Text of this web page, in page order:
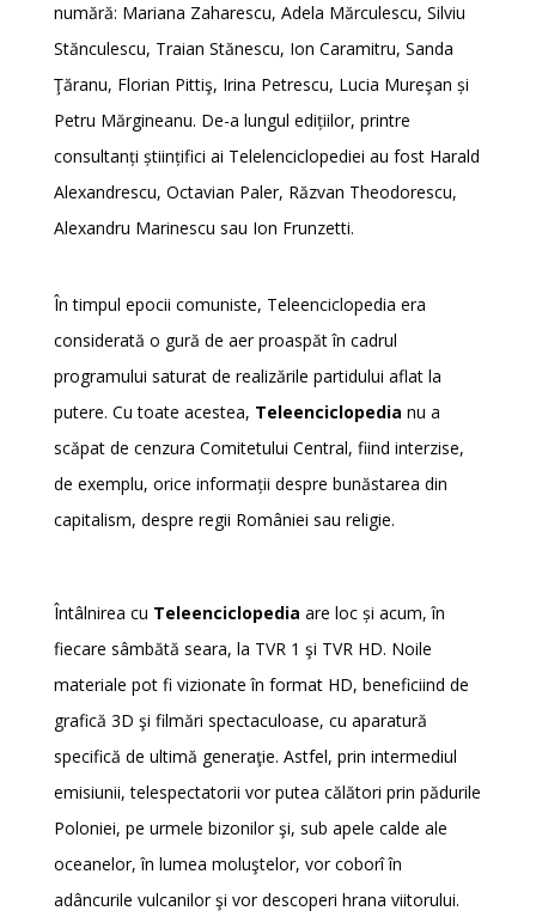
numără: Mariana Zaharescu, Adela Mărculescu, Silviu
Stănculescu, Traian Stănescu, Ion Caramitru, Sanda
Ţăranu, Florian Pittiş, Irina Petrescu, Lucia Mureşan și
Petru Mărgineanu. De-a lungul edițiilor, printre
consultanți științifici ai Telelenciclopediei au fost Harald
Alexandrescu, Octavian Paler, Răzvan Theodorescu,
Alexandru Marinescu sau Ion Frunzetti.
În timpul epocii comuniste, Teleenciclopedia era
considerată o gură de aer proaspăt în cadrul
programului saturat de realizările partidului aflat la
putere. Cu toate acestea, Teleenciclopedia nu a
scăpat de cenzura Comitetului Central, fiind interzise,
de exemplu, orice informații despre bunăstarea din
capitalism, despre regii României sau religie.
Întâlnirea cu Teleenciclopedia are loc și acum, în
fiecare sâmbătă seara, la TVR 1 şi TVR HD. Noile
materiale pot fi vizionate în format HD, beneficiind de
grafică 3D şi filmări spectaculoase, cu aparatură
specifică de ultimă generaţie. Astfel, prin intermediul
emisiunii, telespectatorii vor putea călători prin pădurile
Poloniei, pe urmele bizonilor şi, sub apele calde ale
oceanelor, în lumea moluştelor, vor coborî în
adâncurile vulcanilor şi vor descoperi hrana viitorului.